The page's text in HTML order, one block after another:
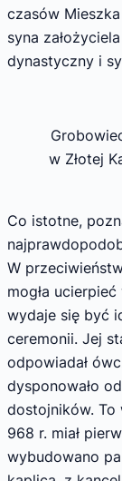
czasów
syna
dynastyczny i
w Złotej
Co istotne,
W
mogła
wydaje się być
ceremonii. Jej
odpowiadał
dysponowało
dostojników. To
968 r. miał
wybudowano